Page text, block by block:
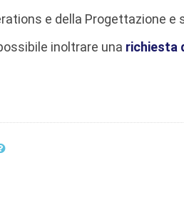
e della Progettazione e
inoltrare una richiesta